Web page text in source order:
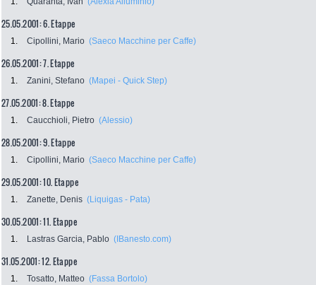
25.05.2001: 6. Etappe
1. Cipollini, Mario (Saeco Macchine per Caffe)
26.05.2001: 7. Etappe
1. Zanini, Stefano (Mapei - Quick Step)
27.05.2001: 8. Etappe
1. Caucchioli, Pietro (Alessio)
28.05.2001: 9. Etappe
1. Cipollini, Mario (Saeco Macchine per Caffe)
29.05.2001: 10. Etappe
1. Zanette, Denis (Liquigas - Pata)
30.05.2001: 11. Etappe
1. Lastras Garcia, Pablo (IBanesto.com)
31.05.2001: 12. Etappe
1. Tosatto, Matteo (Fassa Bortolo)